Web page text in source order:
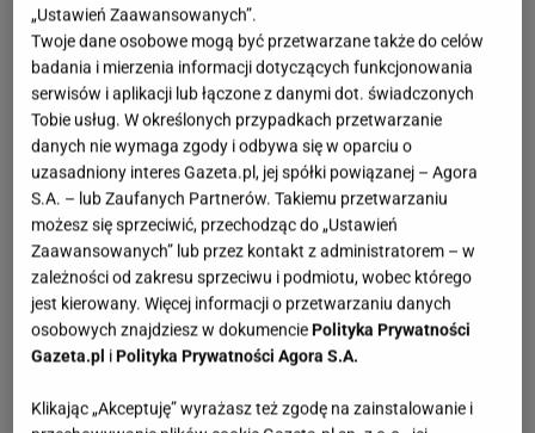
„Ustawień Zaawansowanych”.
Twoje dane osobowe mogą być przetwarzane także do celów
badania i mierzenia informacji dotyczących funkcjonowania
serwisów i aplikacji lub łączone z danymi dot. świadczonych
Tobie usług. W określonych przypadkach przetwarzanie
danych nie wymaga zgody i odbywa się w oparciu o
uzasadniony interes Gazeta.pl, jej spółki powiązanej – Agora
S.A. – lub Zaufanych Partnerów. Takiemu przetwarzaniu
możesz się sprzeciwić, przechodząc do „Ustawień
Zaawansowanych” lub przez kontakt z administratorem – w
zależności od zakresu sprzeciwu i podmiotu, wobec którego
jest kierowany. Więcej informacji o przetwarzaniu danych
osobowych znajdziesz w dokumenciePolityka Prywatności
Gazeta.pl iPolityka Prywatności Agora S.A.
Klikając „Akceptuję” wyrażasz też zgodę na zainstalowanie i